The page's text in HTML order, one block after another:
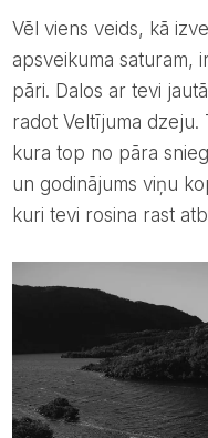
Vēl viens veids, kā izveidot struktūru tālākam
apsveikuma saturam,
pāri. Dalos ar tevi
radot Veltījuma dzeju.
kura top no pāra
un godinājums viņu
kuri tevi rosina rast